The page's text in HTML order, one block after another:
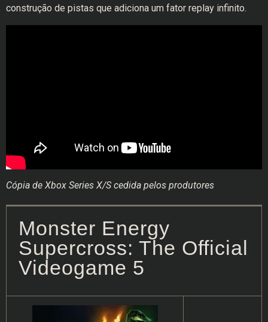
construção de pistas que adiciona um fator replay infinito.
Cópia de Xbox Series X/S cedida pelos produtores
Monster Energy
Supercross: The Official
Videogame 5